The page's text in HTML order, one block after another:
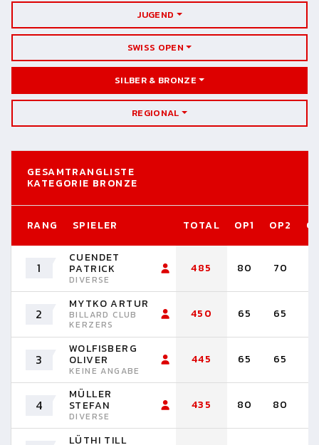
JUGEND
SWISS OPEN
SILBER & BRONZE
REGIONAL
GESAMTRANGLISTE
KATEGORIE BRONZE
RANG SPIELER TOTAL OP1 OP2
1
CUENDET
PATRICK
DIVERSE
485 80 70
2
MYTKO ARTUR
BILLARD CLUB
KERZERS
450 65 65
3
WOLFISBERG
OLIVER
KEINE ANGABE
445 65 65
4
MÜLLER
STEFAN
DIVERSE
435 80 80
LÜTHI TILL